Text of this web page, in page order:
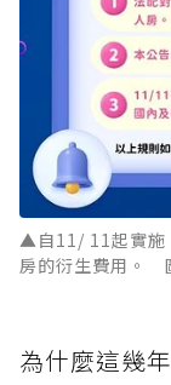
▲自11/ 11起實施
房的衍生費用。
為什麼這幾